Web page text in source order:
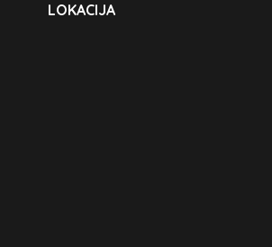
LOKACIJA